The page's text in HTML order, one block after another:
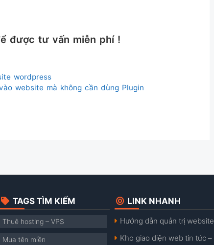
được tư vấn miễn phí !
wordpress
website mà không cần dùng Plugin
TAGS TÌM KIẾM
Thuê hosting – VPS
Mua tên miền
LINK NHANH
Hướng dẫn quản trị website
Kho giao diện web tin tức –